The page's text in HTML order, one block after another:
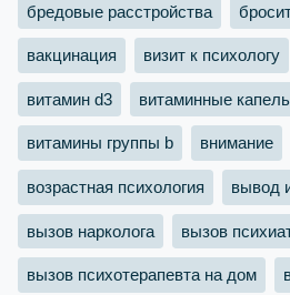
бредовые расстройства
вакцинация визит к психологу
витамин d3 витаминные
витамины группы b внимание
возрастная психология вывод
вызов нарколога вызов
вызов психотерапевта на дом